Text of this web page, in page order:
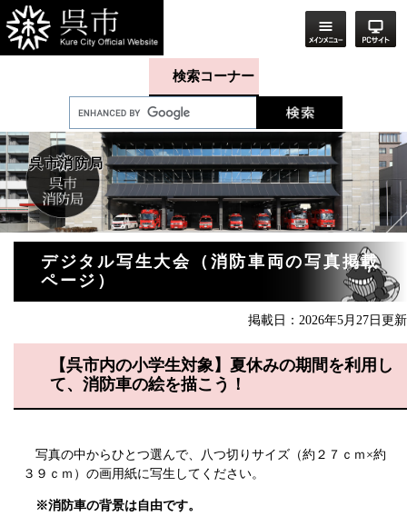
ー
ジ
の
ニ
ュ
ー
て
本
文
へ
検索コーナー
呉市消防局
デジタル写生大会（消防車両の写真掲載
ページ）
掲載日：2026年5月27日更新
【呉市内の小学生対象】夏休みの期間を利用し
て、消防車の絵を描こう！
写真の中からひとつ選んで、八つ切りサイズ（約２７ｃｍ×約
３９ｃｍ）の画用紙に写生してください。
※消防車の背景は自由です。